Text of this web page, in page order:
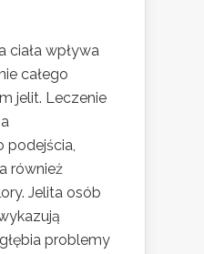
ciała wpływa
całego
jelit. Leczenie
podejścia,
również
Jelita osób
problemy